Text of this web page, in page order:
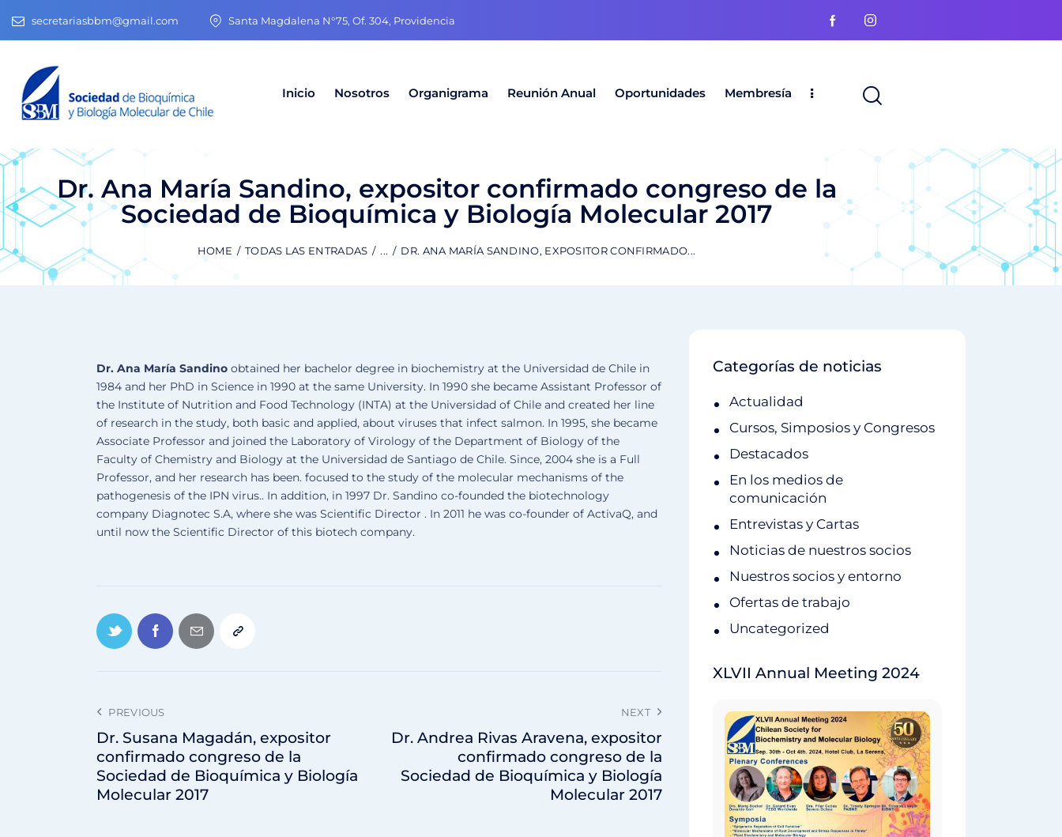
secretariasbbm@gmail.com Santa Magdalena N°75, Of. 304, Providencia
Inicio Nosotros Organigrama Reunión Anual Oportunidades Membresía
Dr. Ana María Sandino, expositor confirmado congreso de la
Sociedad de Bioquímica y Biología Molecular 2017
HOME TODAS LAS ENTRADAS ... DR. ANA MARÍA SANDINO, EXPOSITOR CONFIRMADO...
Dr. Ana María Sandino obtained her bachelor degree in biochemistry at the Universidad de Chile in
1984 and her PhD in Science in 1990 at the same University. In 1990 she became Assistant Professor of
the Institute of Nutrition and Food Technology (INTA) at the Universidad of Chile and created her line
of research in the study, both basic and applied, about viruses that infect salmon. In 1995, she became
Associate Professor and joined the Laboratory of Virology of the Department of Biology of the
Faculty of Chemistry and Biology at the Universidad de Santiago de Chile. Since, 2004 she is a Full
Professor, and her research has been. focused to the study of the molecular mechanisms of the
pathogenesis of the IPN virus.. In addition, in 1997 Dr. Sandino co-founded the biotechnology
company Diagnotec S.A, where she was Scientific Director . In 2011 he was co-founder of ActivaQ, and
until now the Scientific Director of this biotech company.
PREVIOUS
Dr. Susana Magadán, expositor
confirmado congreso de la
Sociedad de Bioquímica y Biología
Molecular 2017
NEXT
Dr. Andrea Rivas Aravena, expositor
confirmado congreso de la
Sociedad de Bioquímica y Biología
Molecular 2017
Categorías de noticias
Actualidad
Cursos, Simposios y Congresos
Destacados
En los medios de
comunicación
Entrevistas y Cartas
Noticias de nuestros socios
Nuestros socios y entorno
Ofertas de trabajo
Uncategorized
XLVII Annual Meeting 2024